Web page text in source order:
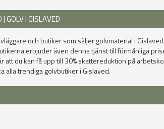
GOLV I GISLAVED
och butiker som säljer golvmaterial i
erbjuder även denna tjänst till förmånliga
du kan få upp till 30% skattereduktion på
alla trendiga golvbutiker i Gislaved.